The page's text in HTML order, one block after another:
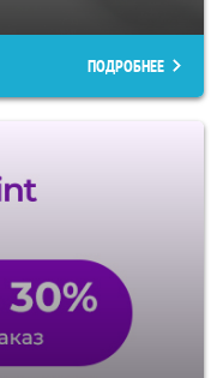
ПОДРОБНЕЕ